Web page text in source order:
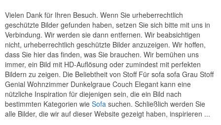
Vielen Dank für Ihren Besuch. Wenn Sie urheberrechtlich
geschützte Bilder gefunden haben, setzen Sie sich bitte mit uns in
Verbindung. Wir werden sie dann entfernen. Wir beabsichtigen
nicht, urheberrechtlich geschützte Bilder anzuzeigen. Wir hoffen,
dass Sie hier das finden, was Sie brauchen. Wir bemühen uns
immer, ein Bild mit HD-Auflösung oder zumindest mit perfekten
Bildern zu zeigen. Die Beliebtheit von Stoff Für sofa sofa Grau Stoff
Genial Wohnzimmer Dunkelgraue Couch Elegant kann eine
nützliche Inspiration für diejenigen sein, die ein Bild nach
bestimmten Kategorien wie Sofa suchen. Schließlich werden Sie
alle Bilder, die wir auf dieser Website gezeigt haben, inspirieren ...